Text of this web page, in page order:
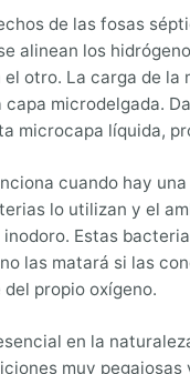
de las fosas
alinean los
otro. La carga de
microdelgada.
microcapa líquida,
cuando hay
lo utilizan y el
Estas
las matará si las
propio oxígeno.
en la
muy